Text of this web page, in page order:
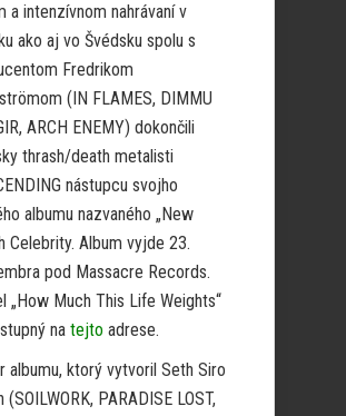
a intenzívnom nahrávaní v
ako aj vo Švédsku spolu s
Fredrikom
(IN FLAMES, DIMMU
ARCH ENEMY) dokončili
thrash/death metalisti
nástupcu svojho
albumu nazvaného „New
Celebrity. Album vyjde 23.
pod Massacre Records.
„How Much This Life Weights“
na tejto adrese.
albumu, ktorý vytvoril Seth Siro
(SOILWORK, PARADISE LOST,